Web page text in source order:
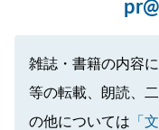
雑誌・書籍の内容
等の転載、朗読、
の他については 「